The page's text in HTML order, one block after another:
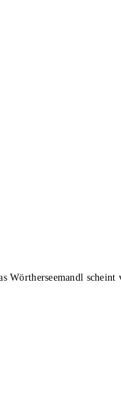
Wörtherseemandl